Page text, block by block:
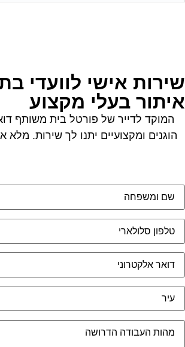
אישי לוועדי
בעלי מקצוע
המוקד לדייר של פורטל בית משותף
הוגנים ומקצועיים יתנו לך שירות. מלא